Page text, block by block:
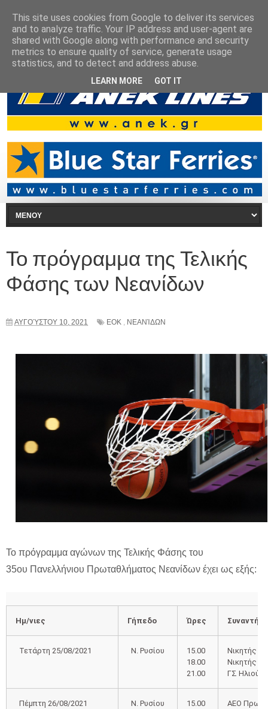
Το πρόγραμμα της Τελικής
Φάσης των Νεανίδων
ΑΥΓΟΎΣΤΟΥ 10, 2021 ΕΟΚ , ΝΕΑΝΊΔΩΝ
Το πρόγραμμα αγώνων της Τελικής Φάσης του
35ου Πανελλήνιου Πρωταθλήματος Νεανίδων έχει ως εξής:
Ημ/νιες Γήπεδο Ώρες
Τετάρτη 25/08/2021 Ν. Ρυσίου
15.00
18.00
21.00
Νικητής Α’
Νικητής
ΓΣ
Πέμπτη 26/08/2021 Ν. Ρυσίου
15.00
ΑΕΟ
This site uses cookies from Google to deliver its services
and to analyze traffic. Your IP address and user-agent are
shared with Google along with performance and security
metrics to ensure quality of service, generate usage
statistics, and to detect and address abuse.
LEARN MORE GOT IT